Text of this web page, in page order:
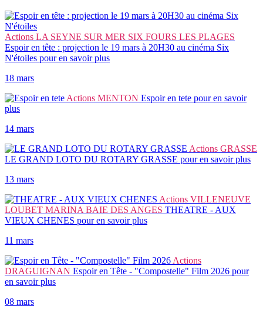
Actions LA SEYNE SUR MER SIX FOURS LES PLAGES
Espoir en tête : projection le 19 mars à 20H30 au cinéma Six
N'étoiles pour en savoir plus
18 mars
Actions MENTON Espoir en tete pour en savoir
plus
14 mars
Actions GRASSE
LE GRAND LOTO DU ROTARY GRASSE pour en savoir plus
13 mars
Actions VILLENEUVE
LOUBET MARINA BAIE DES ANGES THEATRE - AUX
VIEUX CHENES pour en savoir plus
11 mars
Actions
DRAGUIGNAN Espoir en Tête - "Compostelle" Film 2026 pour
en savoir plus
08 mars